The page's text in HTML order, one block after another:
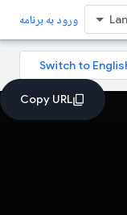
ورود به برنامه